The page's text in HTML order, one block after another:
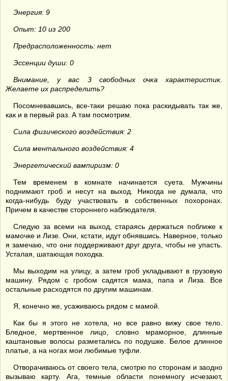
Энергия: 9
Опыт: 10 из 200
Предрасположенность: нет
Эссенции души: 0
Внимание, у вас 3 свободных очка характеристик.
Желаете их распределить?
Посомневавшись, все-таки решаю пока раскидывать так же,
как и в первый раз. А там посмотрим.
Сила физического воздействия: 2
Сила ментального воздействия: 4
Энергетический вампиризм: 0
Тем временем в комнате начинается суета. Мужчины
поднимают гроб и несут на выход. Никогда не думала, что
когда-нибудь буду участвовать в собственных похоронах.
Причем в качестве стороннего наблюдателя.
Следую за всеми на выход, стараясь держаться поближе к
мамочке и Лизе. Они, кстати, идут обнявшись. Наверное, только
я замечаю, что они поддерживают друг друга, чтобы не упасть.
Усталая, шатающая походка.
Мы выходим на улицу, а затем гроб укладывают в грузовую
машину. Рядом с гробом садятся мама, папа и Лиза. Все
остальные расходятся по другим машинам.
Я, конечно же, усаживаюсь рядом с мамой.
Как бы я этого не хотела, но все равно вижу свое тело.
Бледное, мертвенное лицо, словно мраморное, длинные
каштановые волосы разметались по подушке. Белое длинное
платье, а на ногах мои любимые туфли.
Отворачиваюсь от своего тела, смотрю по сторонам и заодно
вызываю карту. Ага, темные области понемногу исчезают,